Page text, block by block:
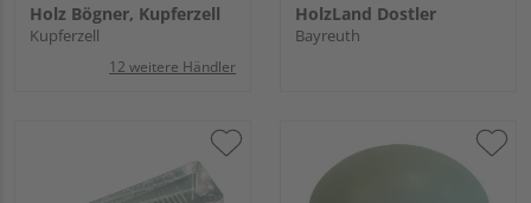
Holz Bögner, Kupferzell
Kupferzell
12 weitere Händler
HolzLand Dostler
Bayreuth